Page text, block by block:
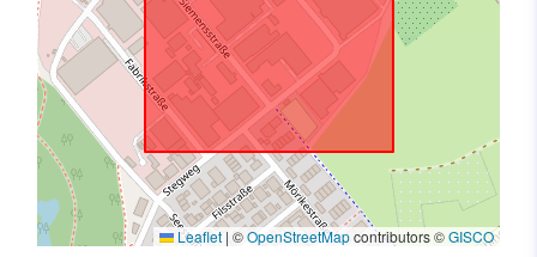
Leaflet | ©OpenStreetMapcontributors ©GISCO